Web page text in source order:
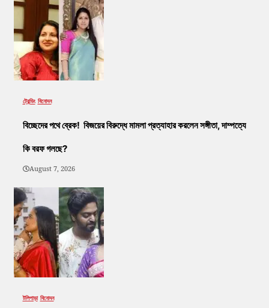
ট্রেন্ডিং বিনোদন
বিচ্ছেদের পথে ব্রেক! বিজয়ের বিরুদ্ধে মামলা প্রত্যাহার করলেন সঙ্গীতা, দাম্পত্যে
কি বরফ গলছে?
August 7, 2026
টলিপাড়া বিনোদন